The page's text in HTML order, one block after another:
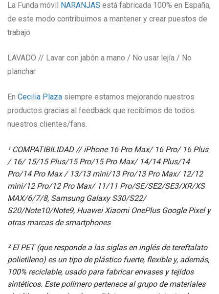
La Funda móvil NARANJAS está fabricada 100% en España,
de este modo contribuimos a mantener y crear puestos de
trabajo.
LAVADO // Lavar con jabón a mano / No usar lejía / No
planchar
En Cecilia Plaza siempre estamos mejorando nuestros
productos gracias al feedback que recibimos de todos
nuestros clientes/fans.
¹ COMPATIBILIDAD // iPhone 16 Pro Max/ 16 Pro/ 16 Plus
/ 16/ 15/15 Plus/15 Pro/15 Pro Max/ 14/14 Plus/14
Pro/14 Pro Max / 13/13 mini/13 Pro/13 Pro Max/ 12/12
mini/12 Pro/12 Pro Max/ 11/11 Pro/SE/SE2/SE3/XR/XS
MAX/6/7/8, Samsung Galaxy S30/S22/
S20/Note10/Note9, Huawei Xiaomi OnePlus Google Pixel y
otras marcas de smartphones
² El PET (que responde a las siglas en inglés de tereftalato
polietileno) es un tipo de plástico fuerte, flexible y, además,
100% reciclable, usado para fabricar envases y tejidos
sintéticos. Este polímero pertenece al grupo de materiales